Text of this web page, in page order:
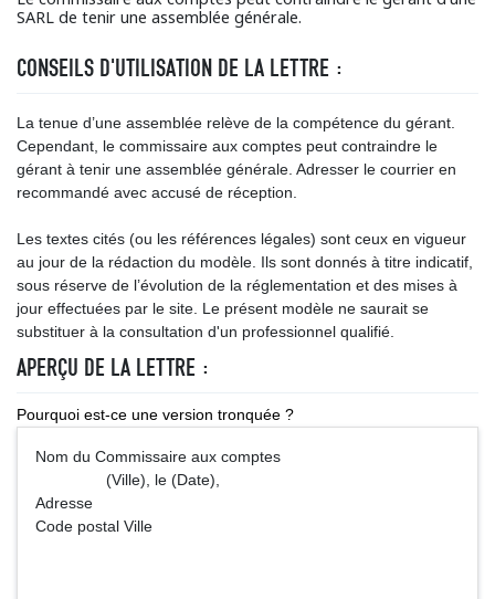
SARL de tenir une assemblée générale.
CONSEILS D'UTILISATION DE LA LETTRE :
La tenue d’une assemblée relève de la compétence du gérant.
Cependant, le commissaire aux comptes peut contraindre le
gérant à tenir une assemblée générale. Adresser le courrier en
recommandé avec accusé de réception.
Les textes cités (ou les références légales) sont ceux en vigueur
au jour de la rédaction du modèle. Ils sont donnés à titre indicatif,
sous réserve de l’évolution de la réglementation et des mises à
jour effectuées par le site. Le présent modèle ne saurait se
substituer à la consultation d'un professionnel qualifié.
APERÇU DE LA LETTRE :
Pourquoi est-ce une version tronquée ?
Nom du Commissaire aux comptes
(Ville), le (Date),
Adresse
Code postal Ville